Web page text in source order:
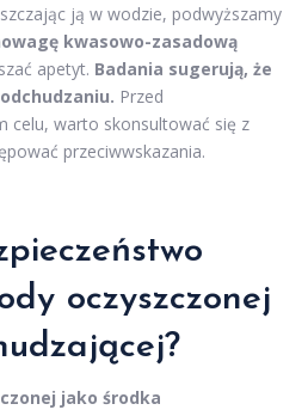
ją w wodzie, podwyższamy
kwasowo-zasadową
apetyt. Badania sugerują, że
Przed
celu, warto skonsultować się z
przeciwwskazania.
oczyszczonej
?
jako środka